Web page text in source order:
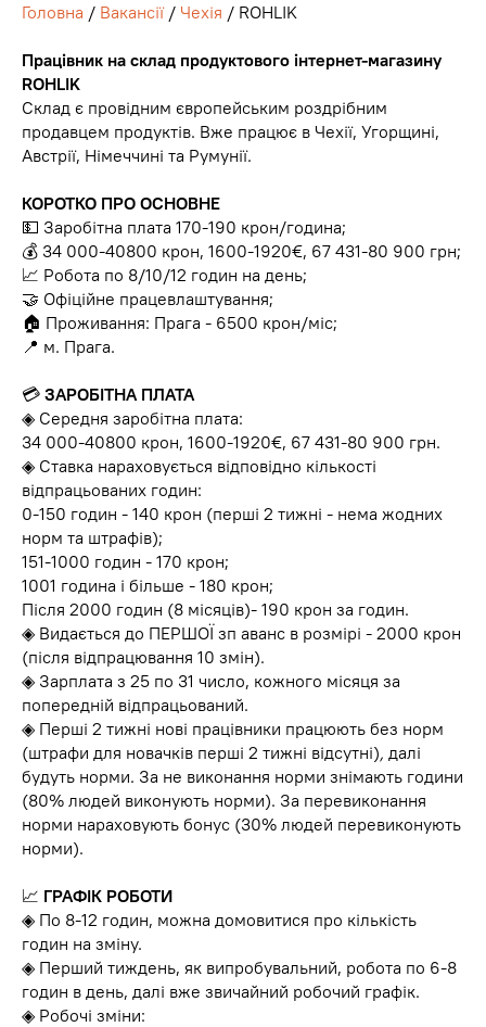
Головна / Вакансії/ Чехія / ROHLIK
Працівник на склад продуктового інтернет-магазину
ROHLIK
Склад є провідним європейським роздрібним
продавцем продуктів. Вже працює в Чехії, Угорщині,
Австрії, Німеччині та Румунії.
КОРОТКО ПРО ОСНОВНЕ
💵 Заробітна плата 170-190 крон/година;
💰 34 000-40800 крон, 1600-1920€, 67 431-80 900 грн;
📈 Робота по 8/10/12 годин на день;
🤝 Офіційне працевлаштування;
🏠 Проживання: Прага - 6500 крон/міс;
📍 м. Прага.
💳 ЗАРОБІТНА ПЛАТА
◈ Середня заробітна плата:
34 000-40800 крон, 1600-1920€, 67 431-80 900 грн.
◈ Ставка нараховується відповідно кількості
відпрацьованих годин:
0-150 годин - 140 крон (перші 2 тижні - нема жодних
норм та штрафів);
151-1000 годин - 170 крон;
1001 година і більше - 180 крон;
Після 2000 годин (8 місяців)- 190 крон за годин.
◈ Видається до ПЕРШОЇ зп аванс в розмірі - 2000 крон
(після відпрацювання 10 змін).
◈ Зарплата з 25 по 31 число, кожного місяця за
попередній відпрацьований.
◈ Перші 2 тижні нові працівники працюють без норм
(штрафи для новачків перші 2 тижні відсутні), далі
будуть норми. За не виконання норми знімають години
(80% людей виконують норми). За перевиконання
норми нараховують бонус (30% людей перевиконують
норми).
📈 ГРАФІК РОБОТИ
◈ По 8-12 годин, можна домовитися про кількість
годин на зміну.
◈ Перший тиждень, як випробувальний, робота по 6-8
годин в день, далі вже звичайний робочий графік.
◈ Робочі зміни: